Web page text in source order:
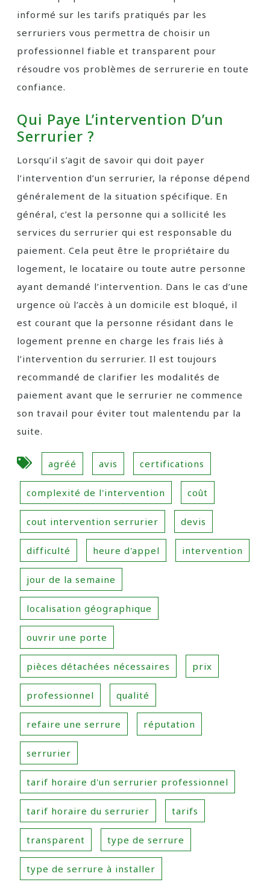
informé sur les tarifs pratiqués par les
serruriers vous permettra de choisir un
professionnel fiable et transparent pour
résoudre vos problèmes de serrurerie en toute
confiance.
Qui Paye L’intervention D’un
Serrurier ?
Lorsqu’il s’agit de savoir qui doit payer
l’intervention d’un serrurier, la réponse dépend
généralement de la situation spécifique. En
général, c’est la personne qui a sollicité les
services du serrurier qui est responsable du
paiement. Cela peut être le propriétaire du
logement, le locataire ou toute autre personne
ayant demandé l’intervention. Dans le cas d’une
urgence où l’accès à un domicile est bloqué, il
est courant que la personne résidant dans le
logement prenne en charge les frais liés à
l’intervention du serrurier. Il est toujours
recommandé de clarifier les modalités de
paiement avant que le serrurier ne commence
son travail pour éviter tout malentendu par la
suite.
agréé avis certifications
complexité de l'intervention coût
cout intervention serrurier devis
difficulté heure d'appel intervention
jour de la semaine
localisation géographique
ouvrir une porte
pièces détachées nécessaires prix
professionnel qualité
refaire une serrure réputation
serrurier
tarif horaire d'un serrurier professionnel
tarif horaire du serrurier tarifs
transparent type de serrure
type de serrure à installer